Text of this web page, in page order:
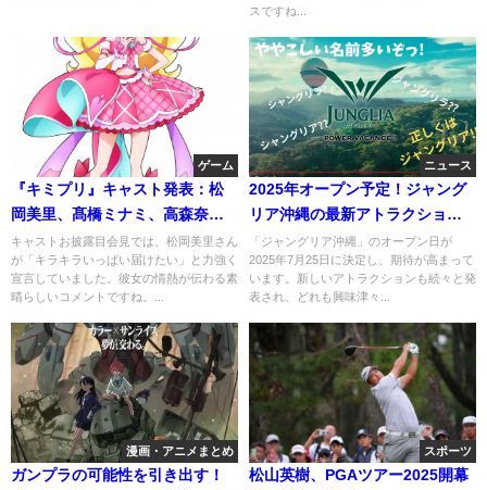
スですね...
ゲーム
『キミプリ』キャスト発表：松
岡美里、髙橋ミナミ、高森奈津
美が集結！
キャストお披露目会見では、松岡美里さん
が「キラキラいっぱい届けたい」と力強く
宣言していました。彼女の情熱が伝わる素
晴らしいコメントですね。...
ニュース
2025年オープン予定！ジャング
リア沖縄の最新アトラクション
情報
「ジャングリア沖縄」のオープン日が
2025年7月25日に決定し、期待が高まって
います。新しいアトラクションも続々と発
表され、どれも興味津々...
漫画・アニメまとめ
ガンプラの可能性を引き出す！
スポーツ
松山英樹、PGAツアー2025開幕